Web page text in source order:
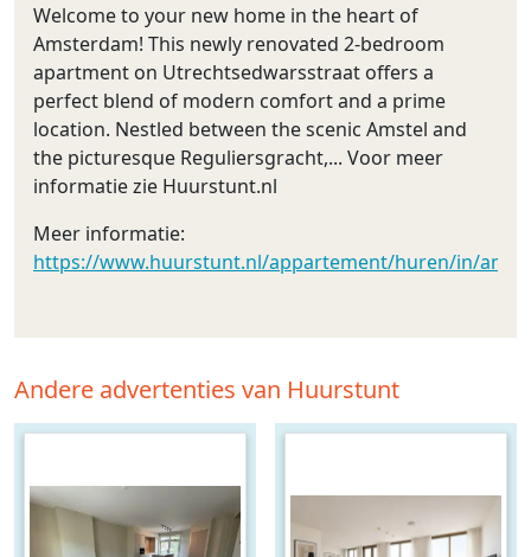
Welcome to your new home in the heart of
Amsterdam! This newly renovated 2-bedroom
apartment on Utrechtsedwarsstraat offers a
perfect blend of modern comfort and a prime
location. Nestled between the scenic Amstel and
the picturesque Reguliersgracht,... Voor meer
informatie zie Huurstunt.nl
Meer informatie:
https://www.huurstunt.nl/appartement/huren/in/
Andere advertenties van Huurstunt